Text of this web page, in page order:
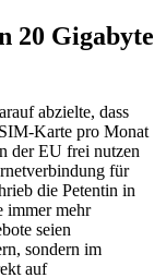
20 Gigabyte
abzielte, dass
Karte pro Monat
der EU frei nutzen
für
die Petentin in
immer mehr
seien
sondern im
auf